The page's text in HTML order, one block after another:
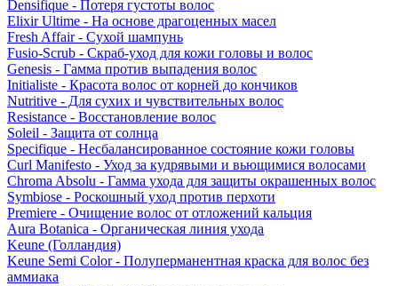
Densifique - Потеря густоты волос
Elixir Ultime - На основе драгоценных масел
Fresh Affair - Сухой шампунь
Fusio-Scrub - Скраб-уход для кожи головы и волос
Genesis - Гамма против выпадения волос
Initialiste - Красота волос от корней до кончиков
Nutritive - Для сухих и чувствительных волос
Resistance - Восстановление волос
Soleil - Защита от солнца
Specifique - Несбалансированное состояние кожи головы
Curl Manifesto - Уход за кудрявыми и вьющимися волосами
Chroma Absolu - Гамма ухода для защиты окрашенных волос
Symbiose - Роскошный уход против перхоти
Premiere - Очищение волос от отложений кальция
Aura Botanica - Органическая линия ухода
Keune (Голландия)
Keune Semi Color - Полуперманентная краска для волос без
аммиака